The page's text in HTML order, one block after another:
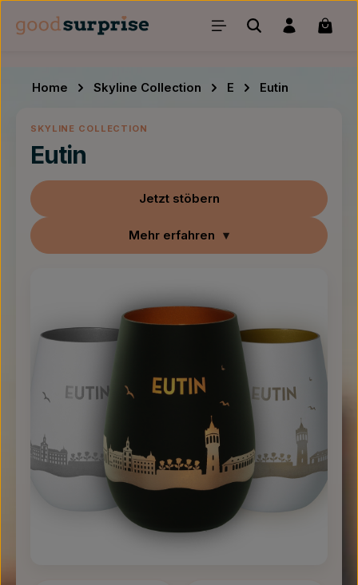
Zum Hauptinhalt springen
Home Skyline Collection E Eutin
SKYLINE COLLECTION
Eutin
Jetzt stöbern
Mehr erfahren ▾